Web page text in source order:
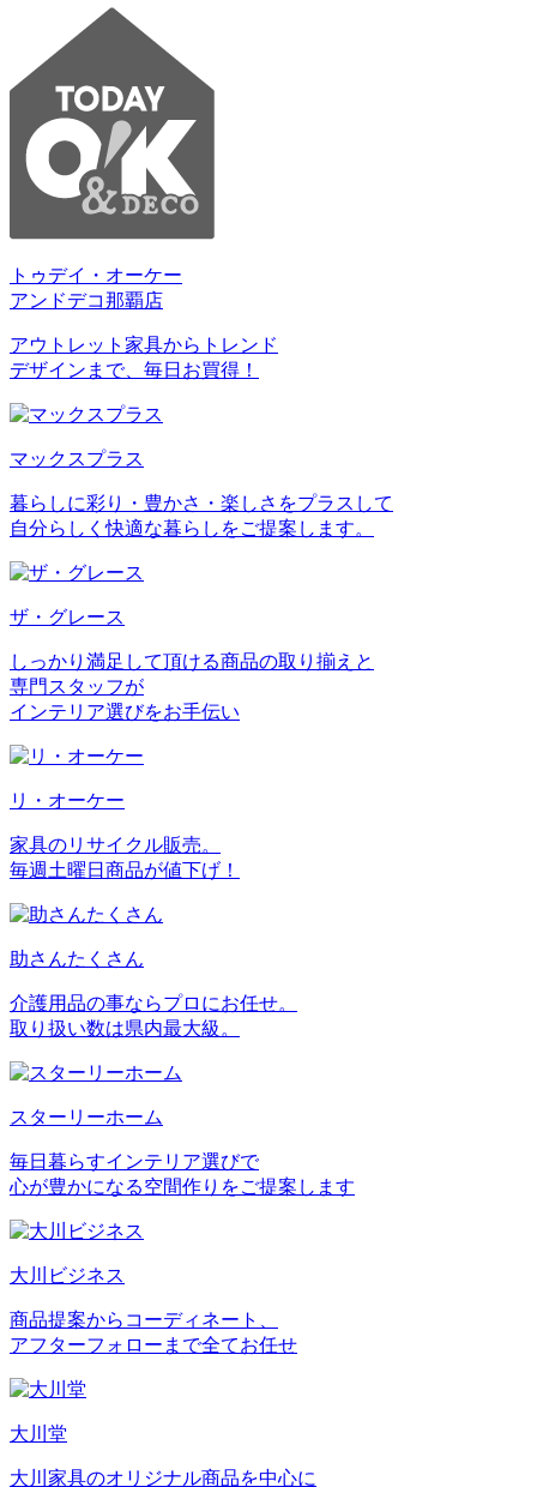
トゥデイ・オーケー
アンドデコ那覇店
アウトレット家具からトレンド
デザインまで、毎日お買得！
マックスプラス
暮らしに彩り・豊かさ・楽しさをプラスして
自分らしく快適な暮らしをご提案します。
ザ・グレース
しっかり満足して頂ける商品の取り揃えと
専門スタッフが
インテリア選びをお手伝い
リ・オーケー
家具のリサイクル販売。
毎週土曜日商品が値下げ！
助さんたくさん
介護用品の事ならプロにお任せ。
取り扱い数は県内最大級。
スターリーホーム
毎日暮らすインテリア選びで
心が豊かになる空間作りをご提案します
大川ビジネス
商品提案からコーディネート、
アフターフォローまで全てお任せ
大川堂
大川家具のオリジナル商品を中心に